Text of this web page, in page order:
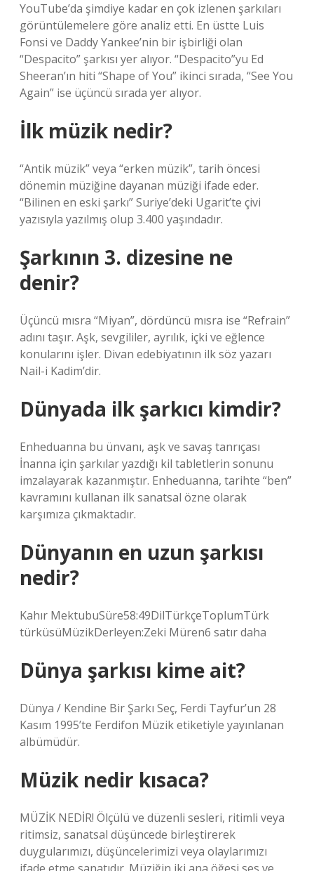
YouTube’da şimdiye kadar en çok izlenen şarkıları
görüntülemelere göre analiz etti. En üstte Luis
Fonsi ve Daddy Yankee’nin bir işbirliği olan
“Despacito” şarkısı yer alıyor. “Despacito”yu Ed
Sheeran’ın hiti “Shape of You” ikinci sırada, “See You
Again” ise üçüncü sırada yer alıyor.
İlk müzik nedir?
“Antik müzik” veya “erken müzik”, tarih öncesi
dönemin müziğine dayanan müziği ifade eder.
“Bilinen en eski şarkı” Suriye’deki Ugarit’te çivi
yazısıyla yazılmış olup 3.400 yaşındadır.
Şarkının 3. dizesine ne
denir?
Üçüncü mısra “Miyan”, dördüncü mısra ise “Refrain”
adını taşır. Aşk, sevgililer, ayrılık, içki ve eğlence
konularını işler. Divan edebiyatının ilk söz yazarı
Nail-i Kadim’dir.
Dünyada ilk şarkıcı kimdir?
Enheduanna bu ünvanı, aşk ve savaş tanrıçası
İnanna için şarkılar yazdığı kil tabletlerin sonunu
imzalayarak kazanmıştır. Enheduanna, tarihte “ben”
kavramını kullanan ilk sanatsal özne olarak
karşımıza çıkmaktadır.
Dünyanın en uzun şarkısı
nedir?
Kahır MektubuSüre58:49DilTürkçeToplumTürk
türküsüMüzikDerleyen:Zeki Müren6 satır daha
Dünya şarkısı kime ait?
Dünya / Kendine Bir Şarkı Seç, Ferdi Tayfur’un 28
Kasım 1995’te Ferdifon Müzik etiketiyle yayınlanan
albümüdür.
Müzik nedir kısaca?
MÜZİK NEDİR! Ölçülü ve düzenli sesleri, ritimli veya
ritimsiz, sanatsal düşüncede birleştirerek
duygularımızı, düşüncelerimizi veya olaylarımızı